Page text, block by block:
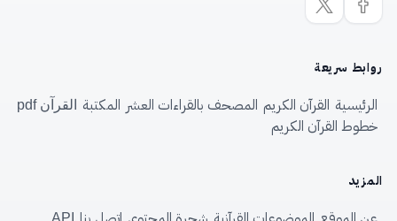
روابط سريعة
الرئيسية القرآن الكريم المصحف بالقراءات العشر المكتبة القرآن pdf
خطوط القرآن الكريم
المزيد